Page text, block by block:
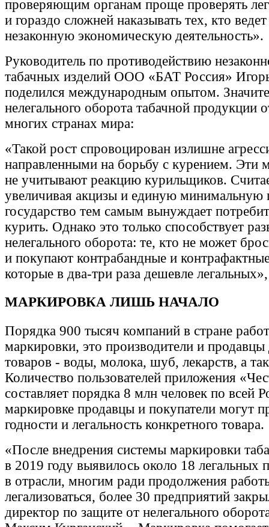
проверяющим органам проще проверять
и гораздо сложней наказывать тех, кто
незаконную экономическую деятельность».
Руководитель по противодействию
табачных изделий ООО «БАТ Россия»
поделился международным опытом.
нелегального оборота табачной продукции
многих странах мира:
«Такой рост спровоцирован излишне
направленными на борьбу с курением. Эти
не учитывают реакцию курильщиков.
увеличивая акцизы и единую минимальную
государство тем самым вынуждает
курить. Однако это только способствует
нелегального оборота: те, кто не может
и покупают контрабандные и
которые в два-три раза дешевле
МАРКИРОВКА ЛИШЬ НАЧАЛО
Порядка 900 тысяч компаний в стране
маркировки, это производители и продавцы
товаров - воды, молока, шуб, лекарств, а
Количество пользователей приложения
составляет порядка 8 млн человек по всей
маркировке продавцы и покупатели могут
годности и легальность конкретного товара.
«После внедрения системы маркировки
в 2019 году выявилось около 18 легальных
в отрасли, многим ради продолжения
легализоваться, более 30 предприятий
директор по защите от нелегального